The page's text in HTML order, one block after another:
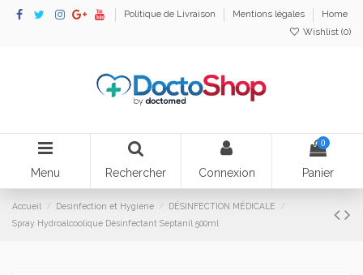
Politique de Livraison Mentions légales
Home
Wishlist (0)
Menu Rechercher Connexion
0
Panier
Accueil Desinfection et Hygiene
DÉSINFECTION MÉDICALE
Spray Hydroalcoolique Désinfectant Septanil 500ml